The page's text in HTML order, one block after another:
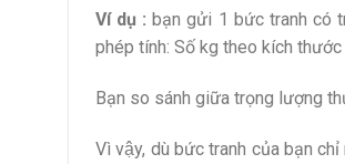
Ví dụ : bạn gửi 1 bức tranh có
phép tính: Số kg theo kích
Bạn so sánh giữa trọng lượng
Vì vậy, dù bức tranh của bạn